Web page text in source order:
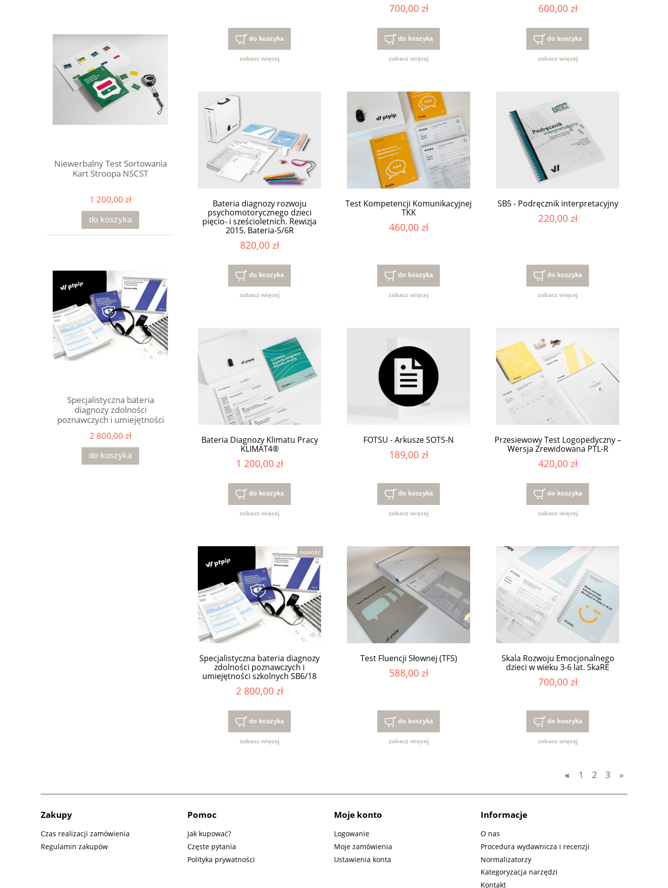
Niewerbalny Test Sortowania
Kart Stroopa NSCST
1 200,00 zł
do koszyka
Specjalistyczna bateria
diagnozy zdolności
poznawczych i umiejętności
2 800,00 zł
do koszyka
do koszyka
zobacz więcej
700,00 zł
do koszyka
zobacz więcej
600,00 zł
do koszyka
zobacz więcej
Bateria diagnozy rozwoju
psychomotorycznego dzieci
pięcio- i sześcioletnich. Rewizja
2015. Bateria-5/6R
820,00 zł
do koszyka
zobacz więcej
Test Kompetencji Komunikacyjnej
TKK
460,00 zł
do koszyka
zobacz więcej
SB5 - Podręcznik interpretacyjny
220,00 zł
do koszyka
zobacz więcej
Bateria Diagnozy Klimatu Pracy
KLIMAT4®
1 200,00 zł
do koszyka
zobacz więcej
FOTSU - Arkusze SOTS-N
189,00 zł
do koszyka
zobacz więcej
Przesiewowy Test Logopedyczny –
Wersja Zrewidowana PTL-R
420,00 zł
do koszyka
zobacz więcej
Specjalistyczna bateria diagnozy
zdolności poznawczych i
umiejętności szkolnych SB6/18
2 800,00 zł
do koszyka
zobacz więcej
nowość
Test Fluencji Słownej (TFS)
588,00 zł
do koszyka
zobacz więcej
Skala Rozwoju Emocjonalnego
dzieci w wieku 3-6 lat. SkaRE
700,00 zł
do koszyka
zobacz więcej
« 1 2 3 »
Zakupy
Czas realizacji zamówienia
Regulamin zakupów
Pomoc
Jak kupować?
Częste pytania
Polityka prywatności
Moje konto
Logowanie
Moje zamówienia
Ustawienia konta
Informacje
O nas
Procedura wydawnicza i recenzji
Normalizatorzy
Kategoryzacja narzędzi
Kontakt